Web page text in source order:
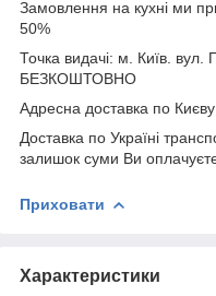
Замовлення на кухні ми
50%
Точка видачі: м. Київ. вул.
БЕЗКОШТОВНО
Адресна доставка по
Доставка по Україні
залишок суми Ви
Приховати
Характеристики